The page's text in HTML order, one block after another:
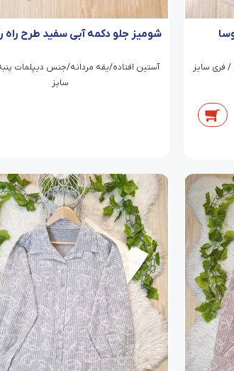
فری سایز
شومیز جلو دکمه آبی سفید طرح راه
آستین افتاده/یقه مردانه/جنس دیپلمات
سایز